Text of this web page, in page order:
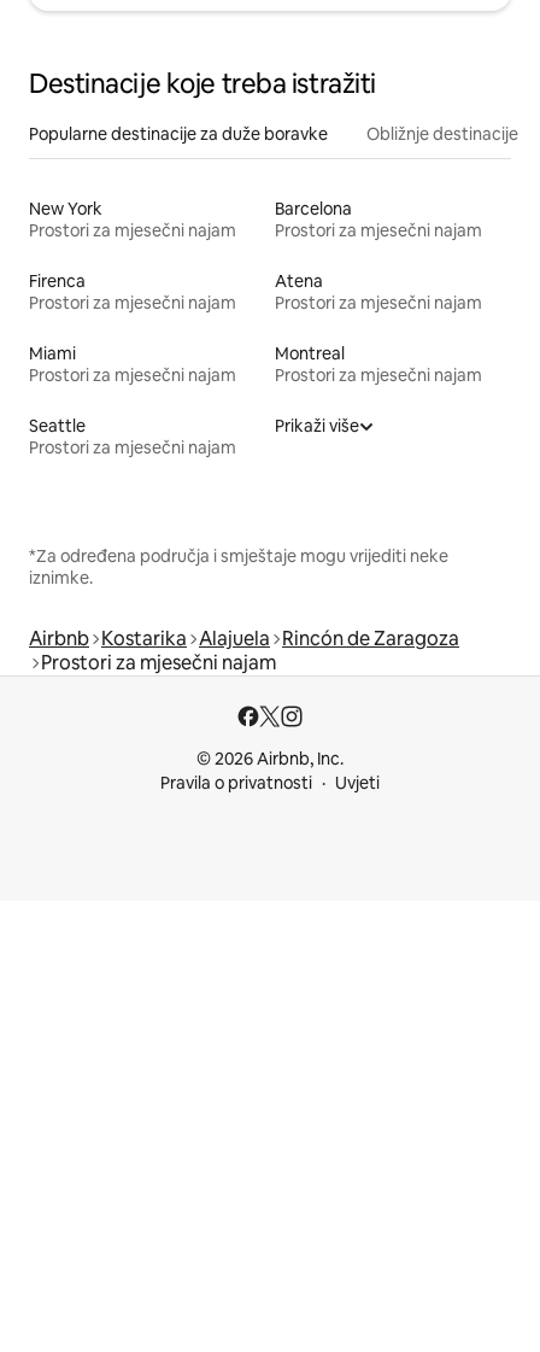
Destinacije koje treba istražiti
Popularne destinacije za duže boravke Obližnje destinacije
New York
Prostori za mjesečni najam
Barcelona
Prostori za mjesečni najam
Firenca
Prostori za mjesečni najam
Atena
Prostori za mjesečni najam
Miami
Prostori za mjesečni najam
Montreal
Prostori za mjesečni najam
Seattle
Prostori za mjesečni najam
Prikaži više
*Za određena područja i smještaje mogu vrijediti neke
iznimke.
Airbnb Kostarika Alajuela Rincón de Zaragoza
Prostori za mjesečni najam
© 2026 Airbnb, Inc.
Pravila o privatnosti
Uvjeti